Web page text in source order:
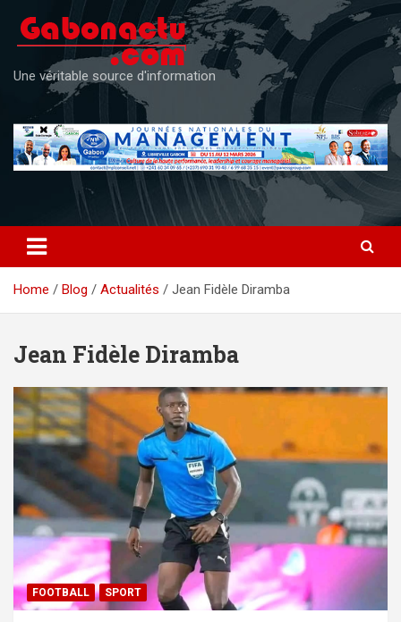
content
Une véritable source d'information
Home Blog Actualités Jean Fidèle Diramba
Jean Fidèle Diramba
FOOTBALL SPORT